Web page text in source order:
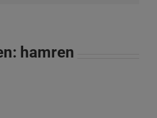
hamren